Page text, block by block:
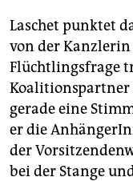
Laschet punktet
von der Kanzlerin
Flüchtlingsfrage
Koalitionspartner
gerade eine
er die
der
bei der Stange